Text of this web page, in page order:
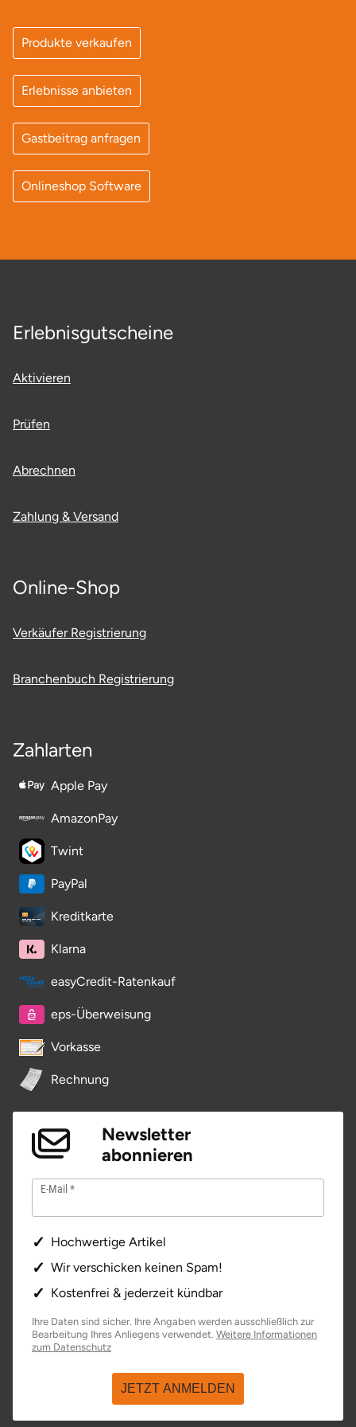
Produkte verkaufen
Erlebnisse anbieten
Gastbeitrag anfragen
Onlineshop Software
Erlebnisgutscheine
Aktivieren
Prüfen
Abrechnen
Zahlung & Versand
Online-Shop
Verkäufer Registrierung
Branchenbuch Registrierung
Zahlarten
Apple Pay
AmazonPay
Twint
PayPal
Kreditkarte
Klarna
easyCredit-Ratenkauf
eps-Überweisung
Vorkasse
Rechnung
Newsletter
abonnieren
E-Mail
Hochwertige Artikel
Wir verschicken keinen Spam!
Kostenfrei & jederzeit kündbar
Ihre Daten sind sicher. Ihre Angaben werden ausschließlich zur
Bearbeitung Ihres Anliegens verwendet. Weitere Informationen
zum Datenschutz
JETZT ANMELDEN